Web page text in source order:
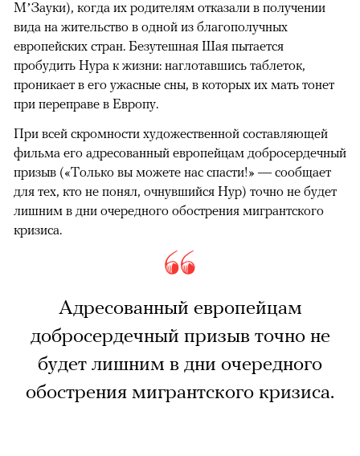
М’Зауки), когда их родителям отказали в получении
вида на жительство в одной из благополучных
европейских стран. Безутешная Шая пытается
пробудить Нура к жизни: наглотавшись таблеток,
проникает в его ужасные сны, в которых их мать тонет
при переправе в Европу.
При всей скромности художественной составляющей
фильма его адресованный европейцам добросердечный
призыв («Только вы можете нас спасти!» — сообщает
для тех, кто не понял, очнувшийся Нур) точно не будет
лишним в дни очередного обострения мигрантского
кризиса.
Адресованный европейцам
добросердечный призыв точно не
будет лишним в дни очередного
обострения мигрантского кризиса.